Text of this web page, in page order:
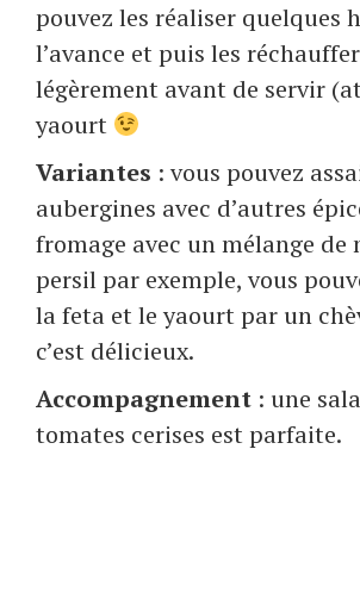
pouvez les réaliser quelques
l’avance et puis les
légèrement avant de servir
yaourt
Variantes : vous pouvez
aubergines avec d’autres
fromage avec un mélange de
persil par exemple, vous
la feta et le yaourt par un
c’est délicieux.
Accompagnement : une
tomates cerises est parfaite.